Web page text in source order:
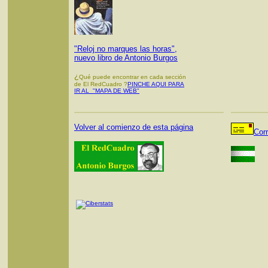
"Reloj no marques las horas",
nuevo libro de Antonio Burgos
¿ Qué puede encontrar en cada sección
de El RedCuadro ?PINCHE AQUI PARA
IR AL "MAPA DE WEB"
Volver al comienzo de esta página